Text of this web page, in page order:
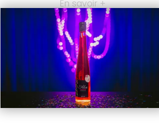
En savoir +